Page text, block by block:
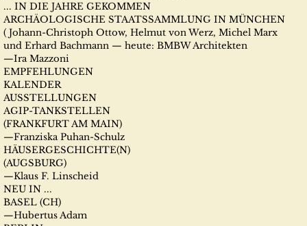
... IN DIE JAHRE GEKOMMEN
ARCHÄOLOGISCHE STAATSSAMMLUNG IN MÜNCHEN
( Johann-Christoph Ottow, Helmut von Werz, Michel Marx
und Erhard Bachmann — heute: BMBW Architekten
—Ira Mazzoni
EMPFEHLUNGEN
KALENDER
AUSSTELLUNGEN
AGIP-TANKSTELLEN
(FRANKFURT AM MAIN)
—Franziska Puhan-Schulz
HÄUSERGESCHICHTE(N)
(AUGSBURG)
—Klaus F. Linscheid
NEU IN ...
BASEL (CH)
—Hubertus Adam